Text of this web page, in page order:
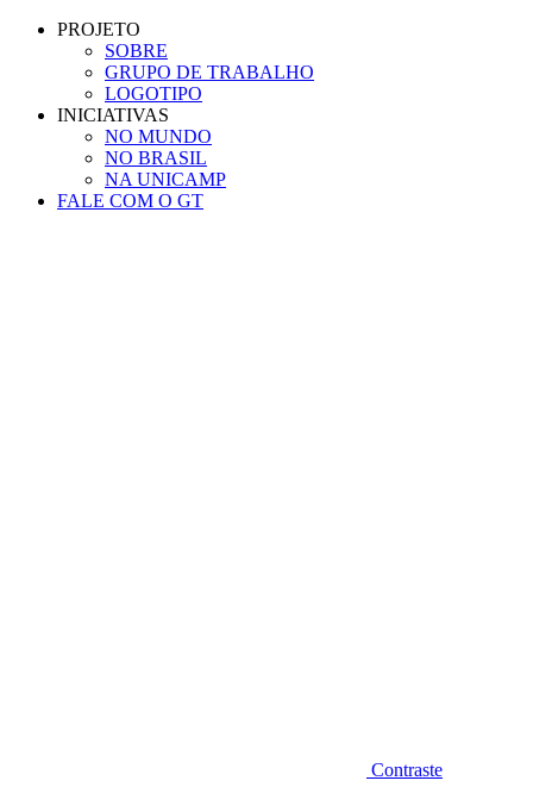
Conteúdo principal
PROJETO
SOBRE
GRUPO DE TRABALHO
LOGOTIPO
INICIATIVAS
NO MUNDO
NO BRASIL
NA UNICAMP
FALE COM O GT
Contraste